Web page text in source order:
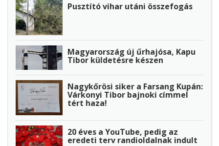
Pusztító vihar utáni összefogás
Magyarország új űrhajósa, Kapu
Tibor küldetésre készen
Nagykőrösi siker a Farsang Kupán:
Várkonyi Tibor bajnoki címmel
tért haza!
20 éves a YouTube, pedig az
eredeti terv randioldalnak indult